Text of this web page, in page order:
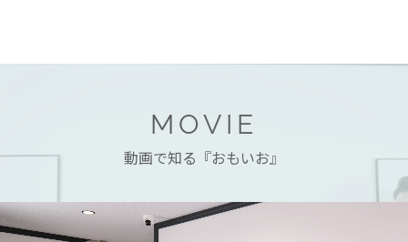
MOVIE
動画で知る『おもいお』